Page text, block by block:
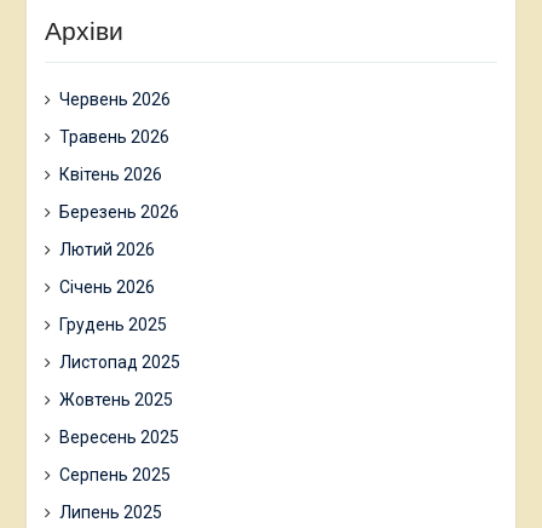
Архіви
Червень 2026
Травень 2026
Квітень 2026
Березень 2026
Лютий 2026
Січень 2026
Грудень 2025
Листопад 2025
Жовтень 2025
Вересень 2025
Серпень 2025
Липень 2025